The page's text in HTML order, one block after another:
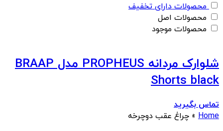
محصولات دارای تخفیف
محصولات اصل
محصولات موجود
شلوارک مردانه PROPHEUS مدل BRAAP
Shorts black
تماس بگیرید
Home
» چراغ عقب دوچرخه